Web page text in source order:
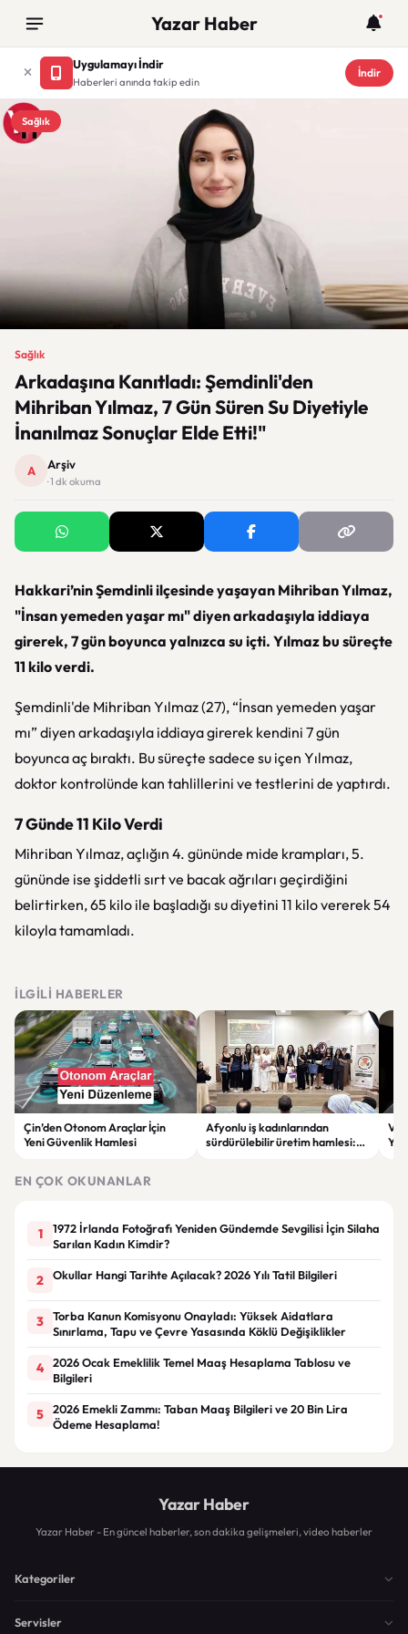
Yazar Haber
Uygulamayı İndir
Haberleri anında takip edin
İndir
Sağlık
Sağlık
Arkadaşına Kanıtladı: Şemdinli'den
Mihriban Yılmaz, 7 Gün Süren Su Diyetiyle
İnanılmaz Sonuçlar Elde Etti!"
A Arşiv
· 1 dk okuma
Hakkari’nin Şemdinli ilçesinde yaşayan Mihriban Yılmaz,
"İnsan yemeden yaşar mı" diyen arkadaşıyla iddiaya
girerek, 7 gün boyunca yalnızca su içti. Yılmaz bu süreçte
11 kilo verdi.
Şemdinli'de Mihriban Yılmaz (27), “İnsan yemeden yaşar
mı” diyen arkadaşıyla iddiaya girerek kendini 7 gün
boyunca aç bıraktı. Bu süreçte sadece su içen Yılmaz,
doktor kontrolünde kan tahlillerini ve testlerini de yaptırdı.
7 Günde 11 Kilo Verdi
Mihriban Yılmaz, açlığın 4. gününde mide krampları, 5.
gününde ise şiddetli sırt ve bacak ağrıları geçirdiğini
belirtirken, 65 kilo ile başladığı su diyetini 11 kilo vererek 54
kiloyla tamamladı.
İLGILI HABERLER
Çin’den Otonom Araçlar İçin
Yeni Güvenlik Hamlesi
Afyonlu iş kadınlarından
sürdürülebilir üretim hamlesi:
EN ÇOK OKUNANLAR
1
1972 İrlanda Fotoğrafı Yeniden Gündemde Sevgilisi İçin Silaha
Sarılan Kadın Kimdir?
2 Okullar Hangi Tarihte Açılacak? 2026 Yılı Tatil Bilgileri
3
Torba Kanun Komisyonu Onayladı: Yüksek Aidatlara
Sınırlama, Tapu ve Çevre Yasasında Köklü Değişiklikler
4
2026 Ocak Emeklilik Temel Maaş Hesaplama Tablosu ve
Bilgileri
5
2026 Emekli Zammı: Taban Maaş Bilgileri ve 20 Bin Lira
Ödeme Hesaplama!
Yazar Haber
Yazar Haber - En güncel haberler, son dakika gelişmeleri, video haberler
Kategoriler
Servisler